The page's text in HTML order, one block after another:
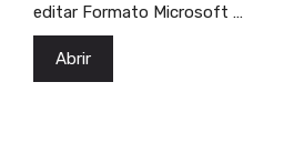
editar Formato Microsoft …
Abrir